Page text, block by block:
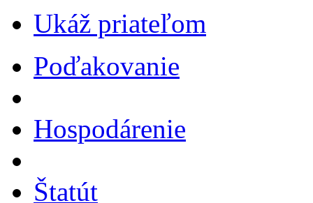
Ukáž priateľom
Poďakovanie
Hospodárenie
Štatút